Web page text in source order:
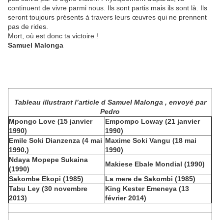
continuent de vivre parmi nous. Ils sont partis mais ils sont là. Ils
seront toujours présents à travers leurs œuvres qui ne prennent
pas de rides.
Mort, où est donc ta victoire !
Samuel Malonga
Tableau illustrant l’article d Samuel Malonga , envoyé par
Pedro
Mpongo Love (15 janvier
1990)
Empompo Loway (21 janvier
1990)
Emile Soki Dianzenza (4 mai
1990,)
Maxime Soki Vangu (18 mai
1990)
Ndaya Mopepe Sukaina
(1990)
Makiese Ebale Mondial (1990)
Sakombe Ekopi (1985)
La mere de Sakombi (1985)
Tabu Ley (30 novembre
2013)
King Kester Emeneya (13
février 2014)